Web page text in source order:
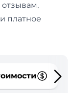
отзывам,
платное